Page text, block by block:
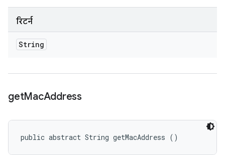
रिटर्न
String
getMacAddress
public abstract String getMacAddress ()